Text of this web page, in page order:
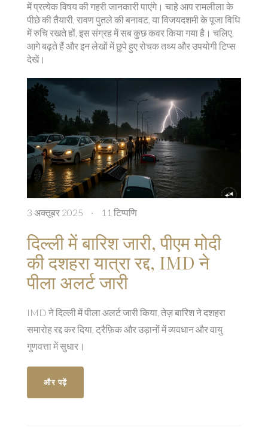
में प्रत्येक विषय की गहरी जानकारी पाएंगे। चाहे आप रामलीला के
पीछे की तैयारी, रावण पुतले की बनावट, या विजयदशमी के पूजा विधि
में रुचि रखते हों, इस संग्रह में सब कुछ कवर किया गया है। चलिए,
आगे बढ़ते हैं और इन लेखों में छुपे हुए रोचक तथ्य और उपयोगी टिप्स
देखें।
3 अक्तूबर 2025 · 11 टिप्पणि
दिल्ली में बारिश जारी, पीएम मोदी
की दशहरा यात्रा रद्द, IMD ने
पीला अलर्ट जारी
IMD ने दिल्ली में पीला अलर्ट जारी किया, तेज़ बारिश ने दशहरा
समारोह रद्द कर दिया, ट्रैफ़िक और उड़ानों में व्यवधान और वायु
गुणवत्ता में सुधार।
और पढ़ें